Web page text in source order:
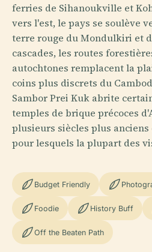
ferries de Sihanoukville et
vers l'est, le pays se soulève
terre rouge du Mondulkiri et
cascades, les routes
autochtones remplacent la
coins plus discrets du
Sambor Prei Kuk abrite
temples de brique précoces
plusieurs siècles plus
pour lesquels la plupart des
Budget Friendly
Foodie History Buff
Off the Beaten Path